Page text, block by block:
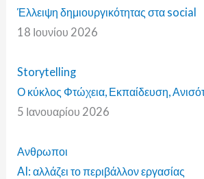
Έλλειψη δημιουργικότητας στα social
18 Ιουνίου 2026
Storytelling
Ο κύκλος Φτώχεια, Εκπαίδευση,
5 Ιανουαρίου 2026
Ανθρωποι
AI: αλλάζει το περιβάλλον εργασίας